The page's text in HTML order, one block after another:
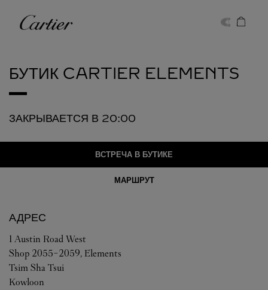
Cartier
БУТИК CARTIER ELEMENTS
ЗАКРЫВАЕТСЯ В 20:00
ВСТРЕЧА В БУТИКЕ
МАРШРУТ
АДРЕС
1 Austin Road West
Shop 2055-2059, Elements
Tsim Sha Tsui
Kowloon